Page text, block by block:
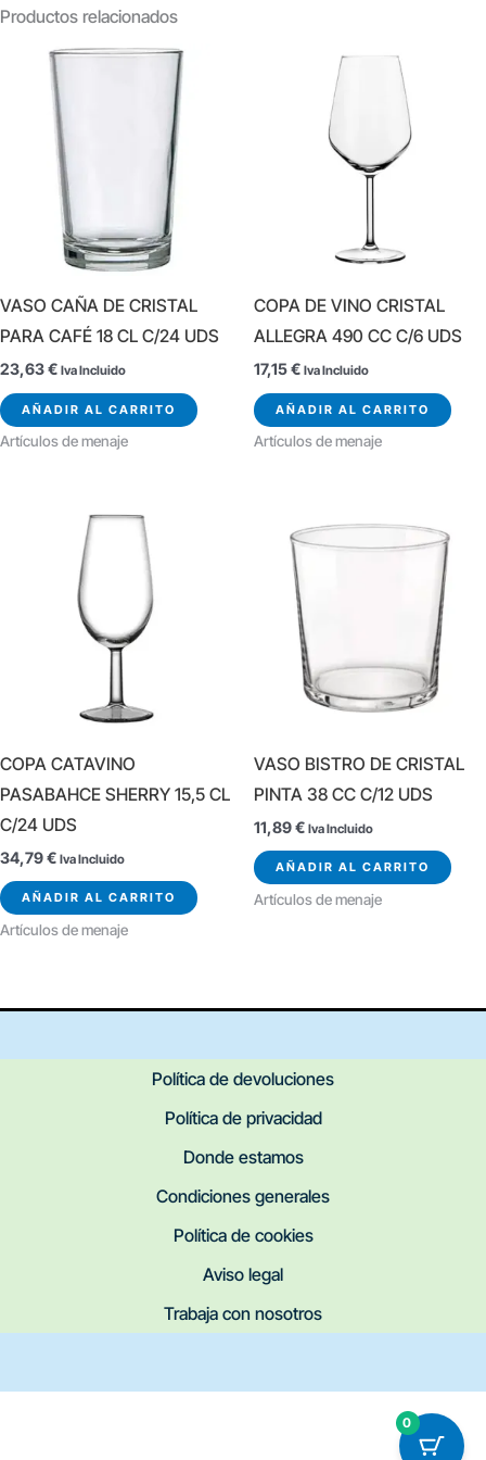
Productos relacionados
VASO CAÑA DE CRISTAL
PARA CAFÉ 18 CL C/24 UDS
23,63€ Iva Incluido
AÑADIR AL CARRITO
Artículos de menaje
COPA DE VINO CRISTAL
ALLEGRA 490 CC C/6 UDS
17,15€ Iva Incluido
AÑADIR AL CARRITO
Artículos de menaje
COPA CATAVINO
PASABAHCE SHERRY 15,5 CL
C/24 UDS
34,79€ Iva Incluido
AÑADIR AL CARRITO
Artículos de menaje
VASO BISTRO DE CRISTAL
PINTA 38 CC C/12 UDS
11,89€ Iva Incluido
AÑADIR AL CARRITO
Artículos de menaje
Política de devoluciones
Política de privacidad
Donde estamos
Condiciones generales
Política de cookies
Aviso legal
Trabaja con nosotros
0